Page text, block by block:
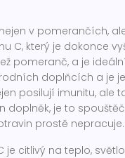
v pomerančích,
C, který je dokonce
pomeranč, a je
doplňcích a je
posilují imunitu,
je to
prostě nepracuje.
je citlivý na teplo,